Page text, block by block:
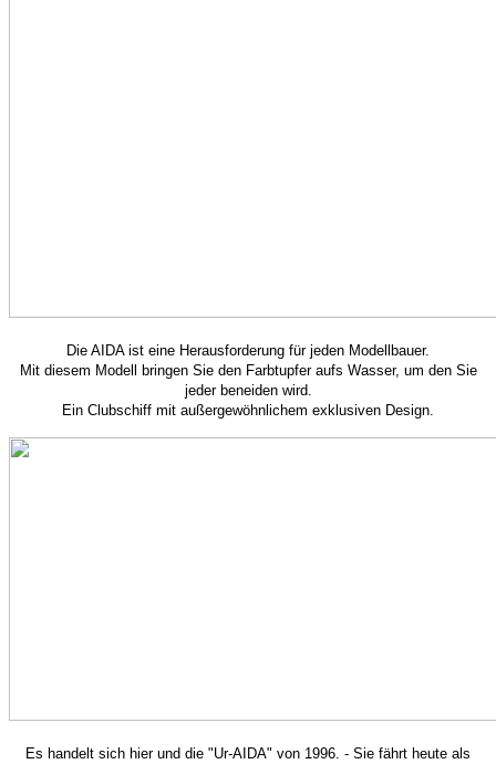
Die AIDA ist eine Herausforderung für jeden Modellbauer.
Mit diesem Modell bringen Sie den Farbtupfer aufs Wasser, um den Sie
jeder beneiden wird.
Ein Clubschiff mit außergewöhnlichem exklusiven Design.
Es handelt sich hier und die "Ur-AIDA" von 1996. - Sie fährt heute als